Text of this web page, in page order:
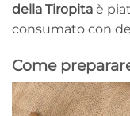
della Tiropita è
consumato con
Come